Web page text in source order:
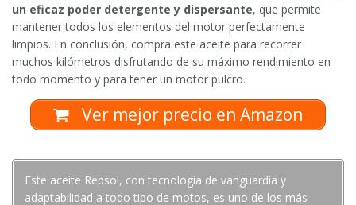
un eficaz poder detergente y dispersante, que permite
mantener todos los elementos del motor perfectamente
limpios. En conclusión, compra este aceite para recorrer
muchos kilómetros disfrutando de su máximo rendimiento en
todo momento y para tener un motor pulcro.
Ver mejor precio en Amazon
Este aceite Repsol, con tecnología de vanguardia y
adaptabilidad a todo tipo de motos, es uno de los más